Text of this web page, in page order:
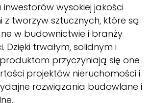
wysokiej jakości
z tworzyw sztucznych, które są
w budownictwie i branży
Dzięki trwałym, solidnym i
przyczyniają się one
projektów nieruchomości i
rozwiązania budowlane i